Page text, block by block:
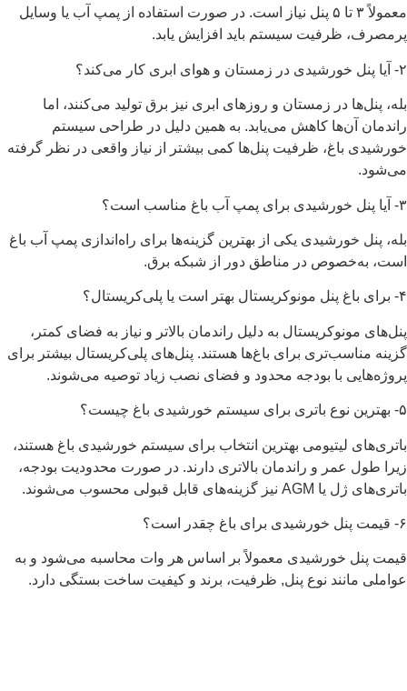
معمولاً ۳ تا ۵ پنل نیاز است. در صورت استفاده از پمپ آب یا وسایل
پرمصرف، ظرفیت سیستم باید افزایش یابد.
۲- آیا پنل خورشیدی در زمستان و هوای ابری کار می‌کند؟
بله، پنل‌ها در زمستان و روزهای ابری نیز برق تولید می‌کنند، اما
راندمان آن‌ها کاهش می‌یابد. به همین دلیل در طراحی سیستم
خورشیدی باغ، ظرفیت پنل‌ها کمی بیشتر از نیاز واقعی در نظر گرفته
می‌شود.
۳- آیا پنل خورشیدی برای پمپ آب باغ مناسب است؟
بله، پنل خورشیدی یکی از بهترین گزینه‌ها برای راه‌اندازی پمپ آب باغ
است، به‌خصوص در مناطق دور از شبکه برق.
۴- برای باغ پنل مونوکریستال بهتر است یا پلی‌کریستال؟
پنل‌های مونوکریستال به دلیل راندمان بالاتر و نیاز به فضای کمتر،
گزینه مناسب‌تری برای باغ‌ها هستند. پنل‌های پلی‌کریستال بیشتر برای
پروژه‌هایی با بودجه محدود و فضای نصب زیاد توصیه می‌شوند.
۵- بهترین نوع باتری برای سیستم خورشیدی باغ چیست؟
باتری‌های لیتیومی بهترین انتخاب برای سیستم خورشیدی باغ هستند،
زیرا طول عمر و راندمان بالاتری دارند. در صورت محدودیت بودجه،
باتری‌های ژل یا AGM نیز گزینه‌های قابل قبولی محسوب می‌شوند.
۶- قیمت پنل خورشیدی برای باغ چقدر است؟
قیمت پنل خورشیدی معمولاً بر اساس هر وات محاسبه می‌شود و به
عواملی مانند نوع پنل, ظرفیت، برند و کیفیت ساخت بستگی دارد.